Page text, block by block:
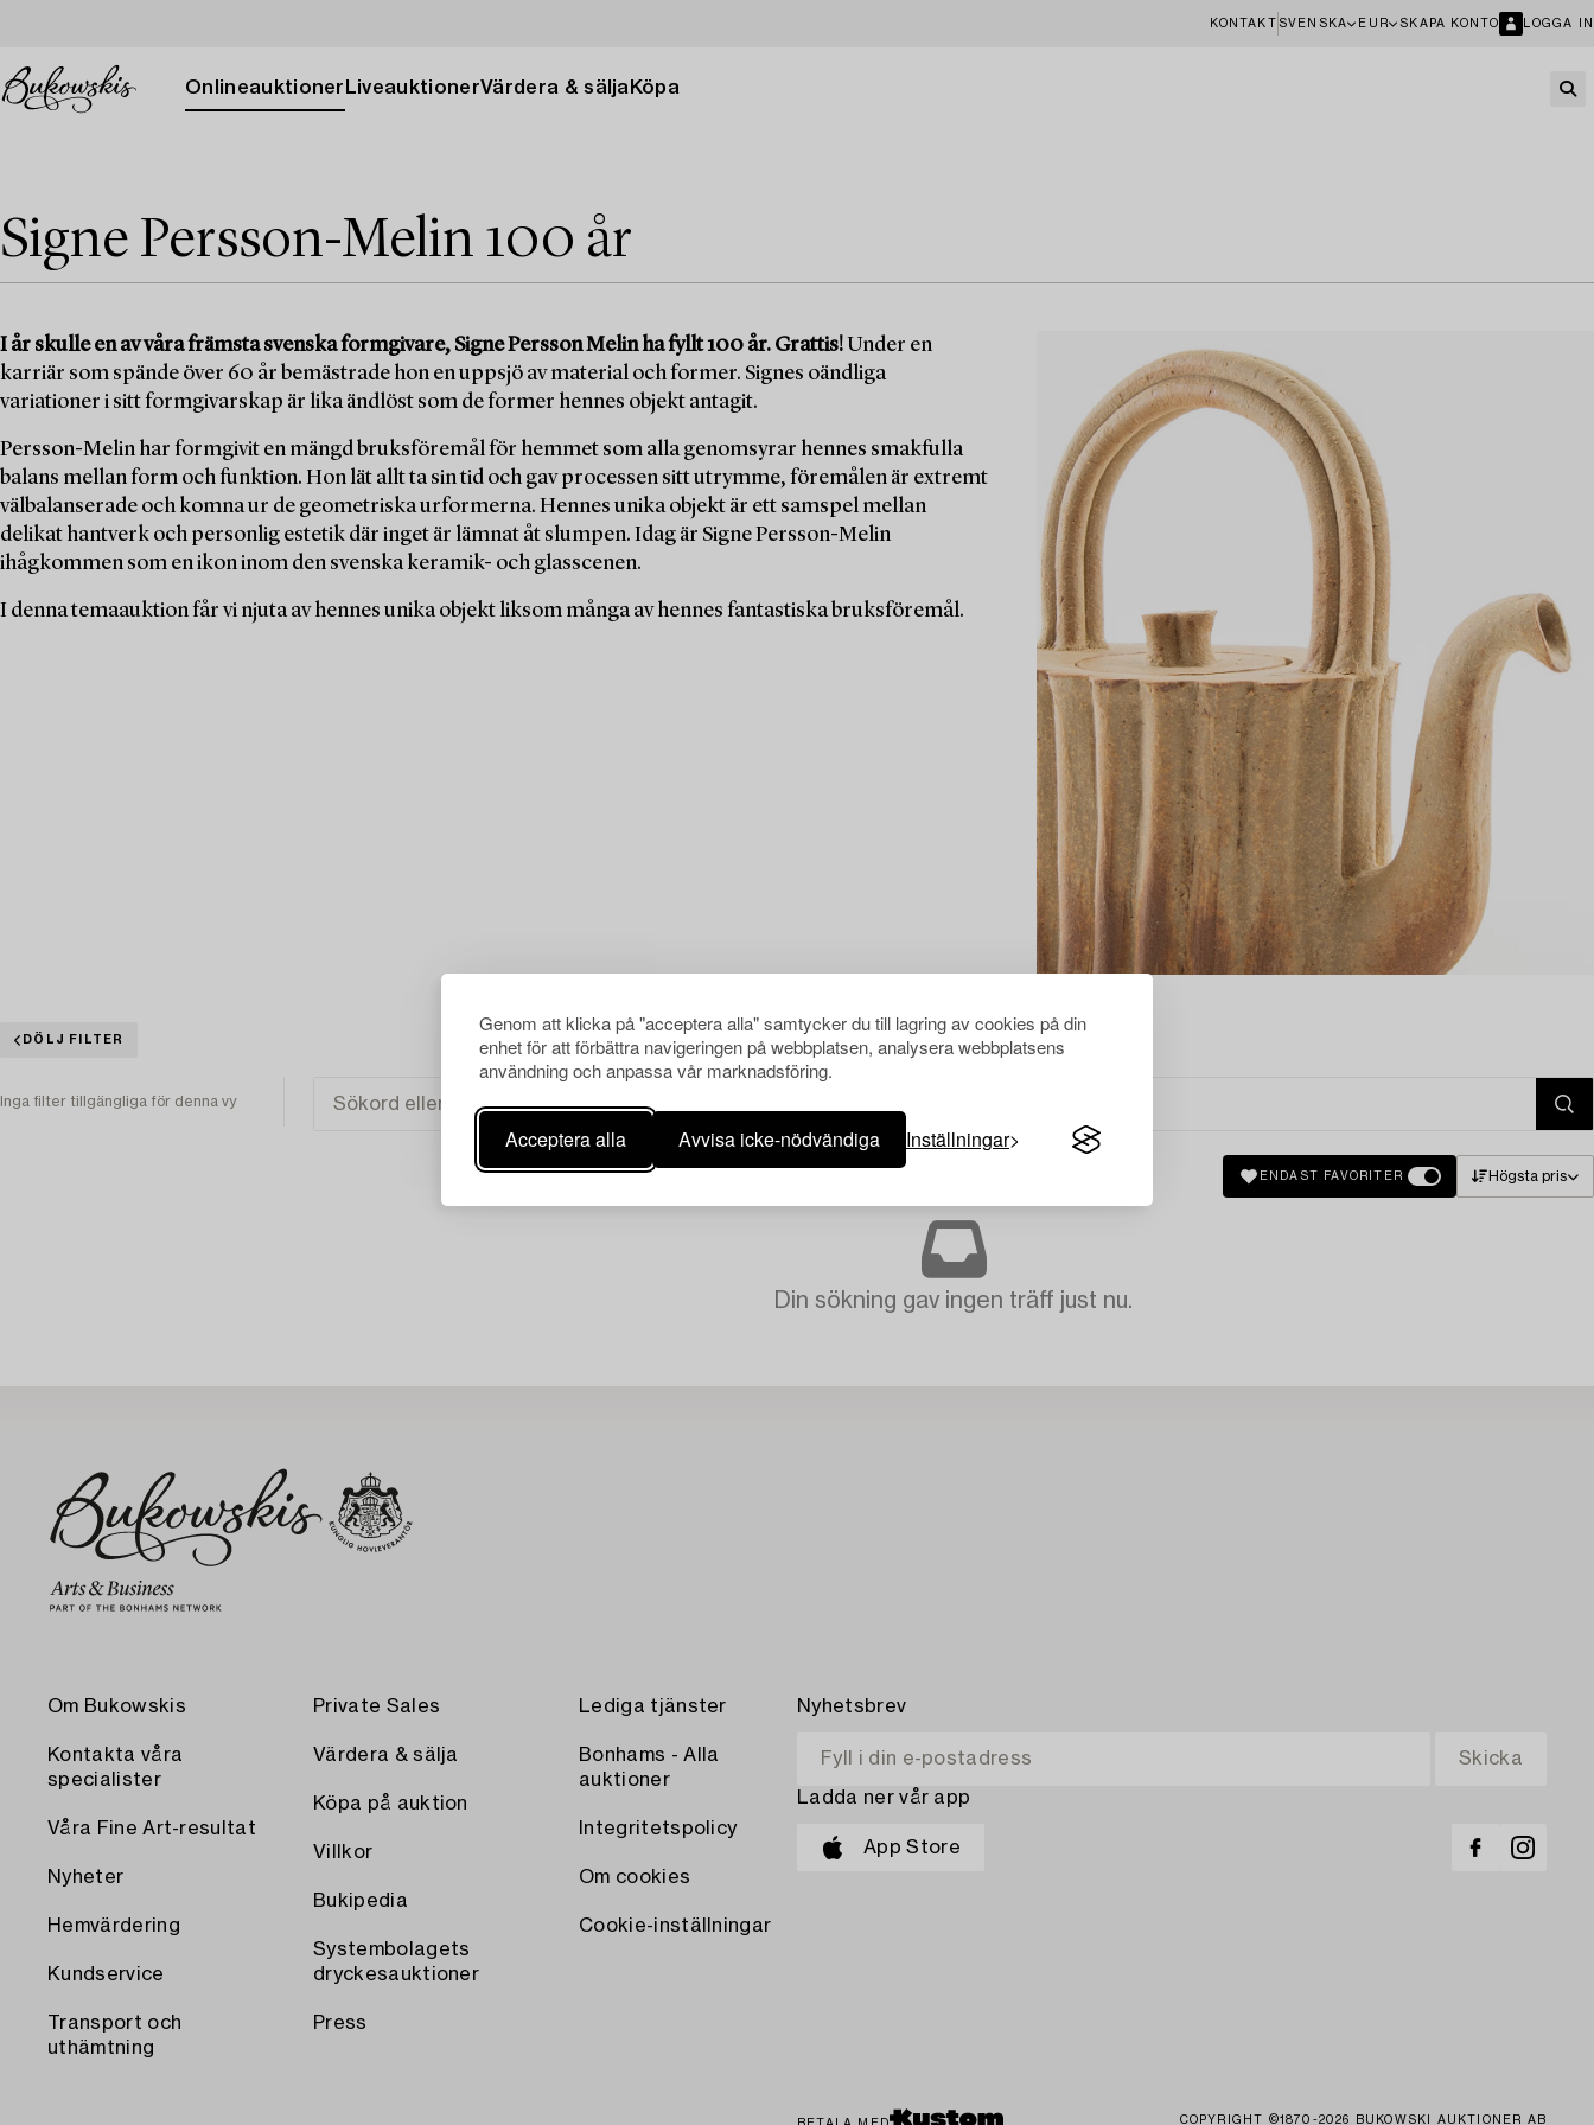
Genom att klicka på "acceptera alla" samtycker du till lagring av cookies på din
enhet för att förbättra navigeringen på webbplatsen, analysera webbplatsens
användning och anpassa vår marknadsföring.
Acceptera alla Avvisa icke-nödvändiga Inställningar
KONTAKT SVENSKA EUR SKAPA KONTO LOGGA IN
Onlineauktioner LiveauktionerVärdera & sälja Köpa
Signe Persson-Melin 100 år
I år skulle en av våra främsta svenska formgivare, Signe Persson Melin ha fyllt 100 år. Grattis!Under en
karriär som spände över 60 år bemästrade hon en uppsjö av material och former. Signes oändliga
variationer i sitt formgivarskap är lika ändlöst som de former hennes objekt antagit.
Persson-Melin har formgivit en mängd bruksföremål för hemmet som alla genomsyrar hennes smakfulla
balans mellan form och funktion. Hon lät allt ta sin tid och gav processen sitt utrymme, föremålen är extremt
välbalanserade och komna ur de geometriska urformerna. Hennes unika objekt är ett samspel mellan
delikat hantverk och personlig estetik där inget är lämnat åt slumpen. Idag är Signe Persson-Melin
ihågkommen som en ikon inom den svenska keramik- och glasscenen.
I denna temaauktion får vi njuta av hennes unika objekt liksom många av hennes fantastiska bruksföremål.
DÖLJ FILTER
Inga filter tillgängliga för denna vy
ENDAST FAVORITER Högsta pris
Din sökning gav ingen träff just nu.
Om Bukowskis
Kontakta våra
specialister
Våra Fine Art-resultat
Nyheter
Hemvärdering
Kundservice
Transport och
uthämtning
Private Sales
Värdera & sälja
Köpa på auktion
Villkor
Bukipedia
Systembolagets
dryckesauktioner
Press
Lediga tjänster
Bonhams - Alla
auktioner
Integritetspolicy
Om cookies
Cookie-inställningar
Nyhetsbrev
Ladda ner vår app
App Store
COPYRIGHT ©1870-2026 BUKOWSKI AUKTIONER AB